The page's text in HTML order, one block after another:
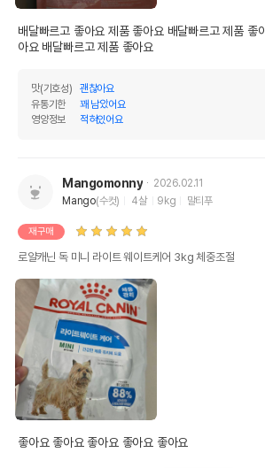
배달빠르고 좋아요 제품 좋아요 배달빠르고 제품 좋
아요 배달빠르고 제품 좋아요
맛(기호성)
괜찮아요
유통기한
꽤 남았어요
영양정보
적혀있어요
Mangomonny
2026.02.11
Mango(수컷) 4살 9kg 말티푸
재구매
로얄캐닌 독 미니 라이트 웨이트케어 3kg 체중조절
좋아요 좋아요 좋아요 좋아요 좋아요